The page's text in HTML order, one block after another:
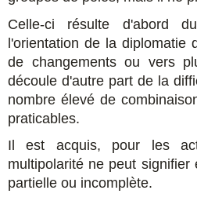
Celle-ci résulte d'abord
l'orientation de la diplomatie
de changements ou vers
découle d'autre part de la
nombre élevé de
praticables.
Il est acquis, pour les
multipolarité ne peut
partielle ou incomplète.